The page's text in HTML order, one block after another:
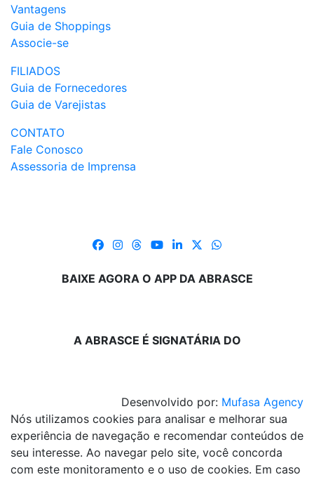
Vantagens
Guia de Shoppings
Associe-se
FILIADOS
Guia de Fornecedores
Guia de Varejistas
CONTATO
Fale Conosco
Assessoria de Imprensa
BAIXE AGORA O APP DA ABRASCE
A ABRASCE É SIGNATÁRIA DO
Desenvolvido por: Mufasa Agency
Nós utilizamos cookies para analisar e melhorar sua
experiência de navegação e recomendar conteúdos de
seu interesse. Ao navegar pelo site, você concorda
com este monitoramento e o uso de cookies. Em caso